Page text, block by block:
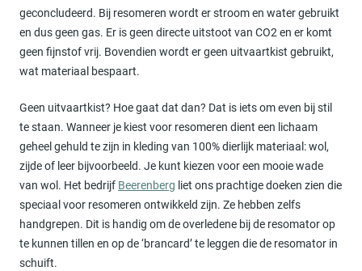
geconcludeerd. Bij resomeren wordt er stroom en water gebruikt
en dus geen gas. Er is geen directe uitstoot van CO2 en er komt
geen fijnstof vrij. Bovendien wordt er geen uitvaartkist gebruikt,
wat materiaal bespaart.
Geen uitvaartkist? Hoe gaat dat dan? Dat is iets om even bij stil
te staan. Wanneer je kiest voor resomeren dient een lichaam
geheel gehuld te zijn in kleding van 100% dierlijk materiaal: wol,
zijde of leer bijvoorbeeld. Je kunt kiezen voor een mooie wade
van wol. Het bedrijf Beerenberg liet ons prachtige doeken zien die
speciaal voor resomeren ontwikkeld zijn. Ze hebben zelfs
handgrepen. Dit is handig om de overledene bij de resomator op
te kunnen tillen en op de ‘brancard’ te leggen die de resomator in
schuift.